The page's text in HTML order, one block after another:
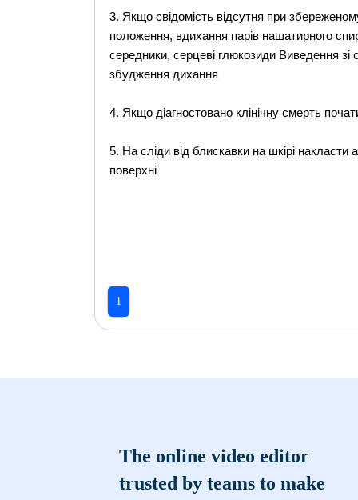
3. Якщо свідомість відсутня при
положення, вдихання парів нашатирного
середники, серцеві глюкозиди Виведення зі
збудження дихання
4. Якщо діагностовано клінічну смерть
5. На сліди від блискавки на шкірі накласти
поверхні
1
The online video editor
trusted by teams to make